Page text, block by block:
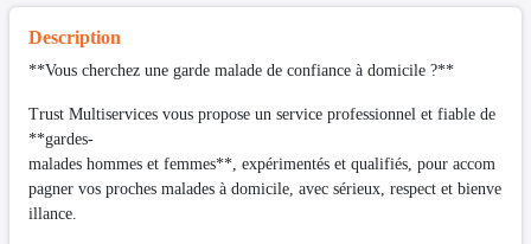
Description
**Vous cherchez une garde malade de confiance à domicile ?**
Trust Multiservices vous propose un service professionnel et fiable de
**gardes-
malades hommes et femmes**, expérimentés et qualifiés, pour accom
pagner vos proches malades à domicile, avec sérieux, respect et bienve
illance.